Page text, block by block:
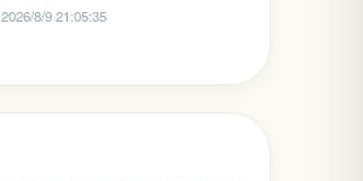
2026/8/9 21:05:35